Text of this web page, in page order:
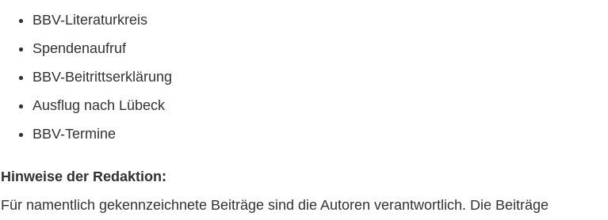
BBV-Literaturkreis
Spendenaufruf
BBV-Beitrittserklärung
Ausflug nach Lübeck
BBV-Termine
Hinweise der Redaktion:
Für namentlich gekennzeichnete Beiträge sind die Autoren verantwortlich. Die Beiträge